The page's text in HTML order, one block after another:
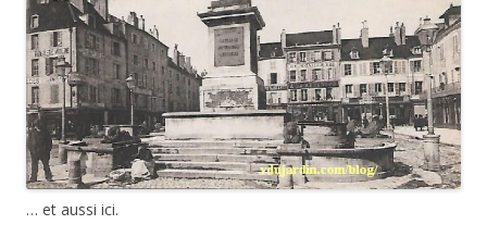
… et aussi ici.